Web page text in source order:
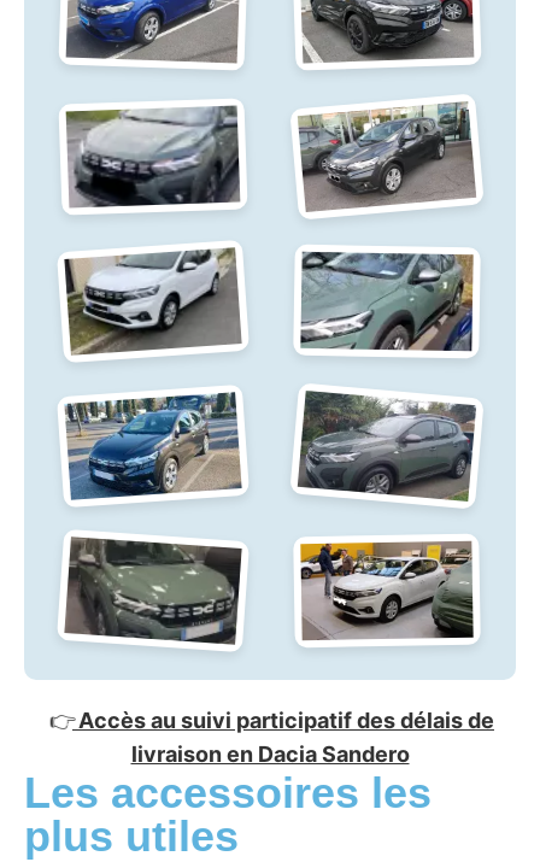
👉Accès au suivi participatif des délais de
livraison en Dacia Sandero
Les accessoires les
plus utiles